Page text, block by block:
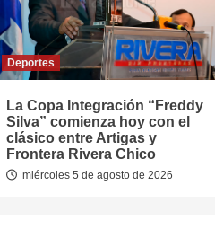
Deportes
La Copa Integración “Freddy
Silva” comienza hoy con el
clásico entre Artigas y
Frontera Rivera Chico
miércoles 5 de agosto de 2026